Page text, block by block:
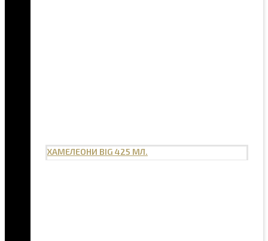
ХАМЕЛЕОНИ BIG 425 МЛ.